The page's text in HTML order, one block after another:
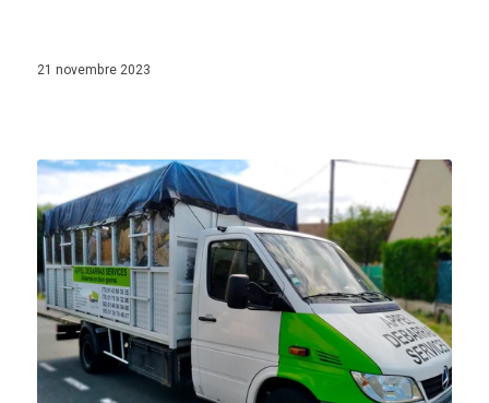
21 novembre 2023